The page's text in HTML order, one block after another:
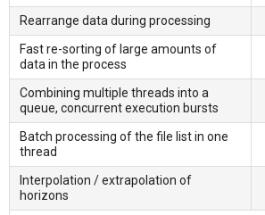
Rearrange data during processing
Fast re-sorting of large amounts of
data in the process
Combining multiple threads into a
queue, concurrent execution bursts
Batch processing of the file list in one
thread
Interpolation / extrapolation of
horizons